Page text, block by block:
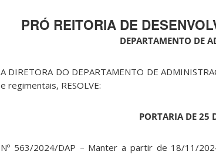
PRÓ REITORIA DE
DEPARTAMENTO DE
A DIRETORA DO DEPARTAMENTO DE
e regimentais, RESOLVE:
PORTARIA DE 25
Nº 563/2024/DAP – Manter a partir de 18/11/